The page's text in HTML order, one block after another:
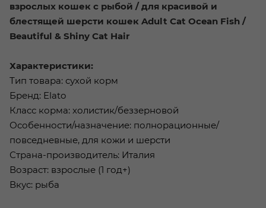
взрослых кошек с рыбой / для красивой и
блестящей шерсти кошек Adult Cat Ocean Fish /
Beautiful & Shiny Cat Hair
Характеристики:
Тип товара: сухой корм
Бренд: Elato
Класс корма: холистик/беззерновой
Особенности/назначение: полнорационные/
повседневные, для кожи и шерсти
Страна-производитель: Италия
Возраст: взрослые (1 год+)
Вкус: рыба